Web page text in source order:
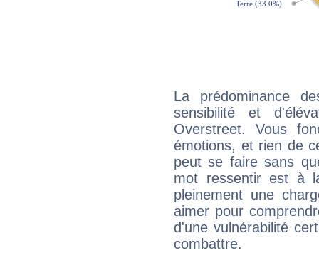
La prédominance
sensibilité et
Overstreet. Vous
émotions, et rien de
peut se faire sans
mot ressentir est à
pleinement une
aimer pour
d'une vulnérabilité
combattre.